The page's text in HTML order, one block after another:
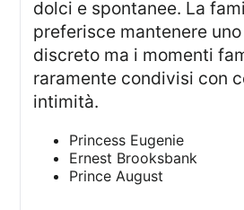
dolci e spontanee. La
preferisce mantenere
discreto ma i momenti
raramente condivisi con
intimità.
Princess Eugenie
Ernest Brooksbank
Prince August